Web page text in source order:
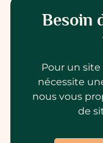
Besoin
Pour un
nécessite
nous vous
de